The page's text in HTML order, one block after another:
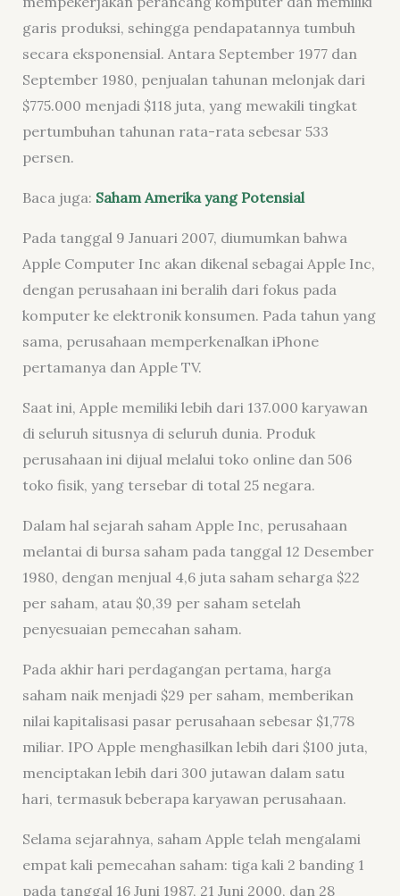
garis produksi, sehingga pendapatannya tumbuh
secara eksponensial. Antara September 1977 dan
September 1980, penjualan tahunan melonjak dari
$775.000 menjadi $118 juta, yang mewakili tingkat
pertumbuhan tahunan rata-rata sebesar 533
persen.
Baca juga: Saham Amerika yang Potensial
Pada tanggal 9 Januari 2007, diumumkan bahwa
Apple Computer Inc akan dikenal sebagai Apple Inc,
dengan perusahaan ini beralih dari fokus pada
komputer ke elektronik konsumen. Pada tahun yang
sama, perusahaan memperkenalkan iPhone
pertamanya dan Apple TV.
Saat ini, Apple memiliki lebih dari 137.000 karyawan
di seluruh situsnya di seluruh dunia. Produk
perusahaan ini dijual melalui toko online dan 506
toko fisik, yang tersebar di total 25 negara.
Dalam hal sejarah saham Apple Inc, perusahaan
melantai di bursa saham pada tanggal 12 Desember
1980, dengan menjual 4,6 juta saham seharga $22
per saham, atau $0,39 per saham setelah
penyesuaian pemecahan saham.
Pada akhir hari perdagangan pertama, harga
saham naik menjadi $29 per saham, memberikan
nilai kapitalisasi pasar perusahaan sebesar $1,778
miliar. IPO Apple menghasilkan lebih dari $100 juta,
menciptakan lebih dari 300 jutawan dalam satu
hari, termasuk beberapa karyawan perusahaan.
Selama sejarahnya, saham Apple telah mengalami
empat kali pemecahan saham: tiga kali 2 banding 1
pada tanggal 16 Juni 1987, 21 Juni 2000, dan 28